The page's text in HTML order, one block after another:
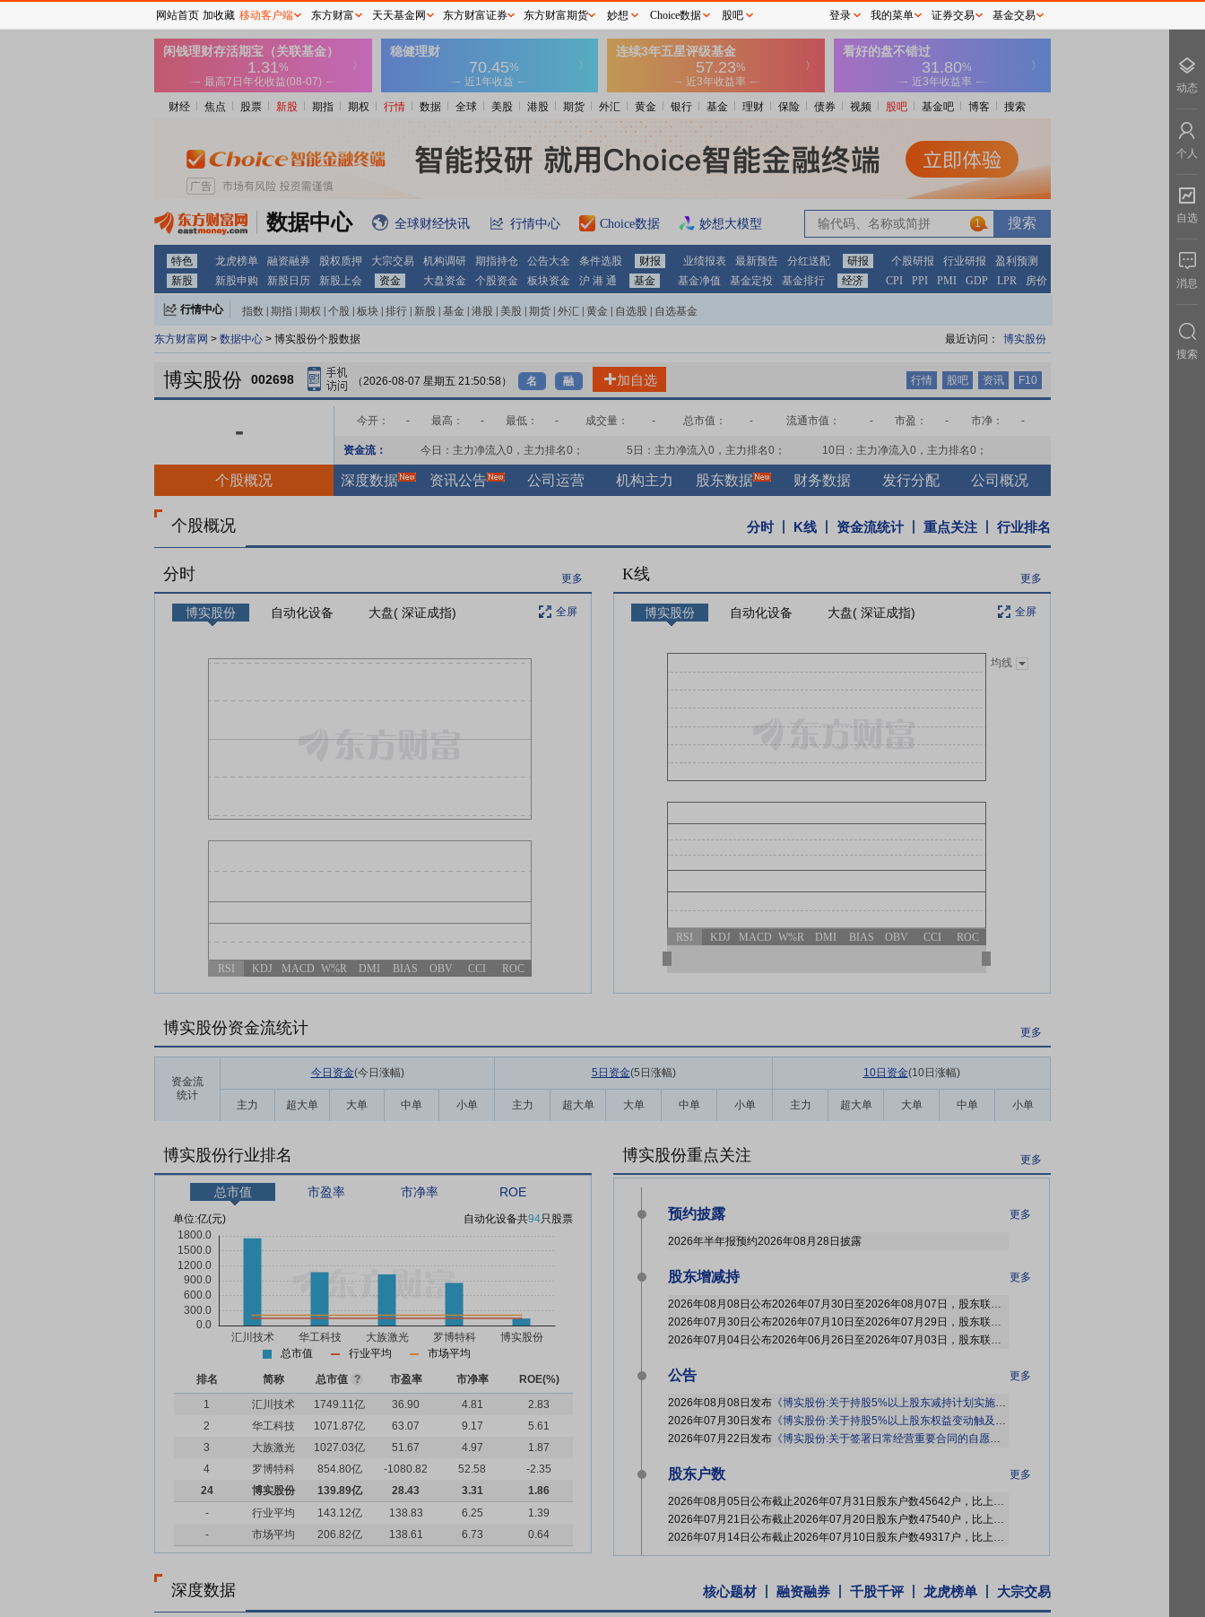
财经 焦点 股票 新股 期指 期权 行情 数据 全球 美股 港股 期货 外汇 黄金 银行 基金 理财 保险 债券 视频 股吧 基金吧 博客 搜索
数据中心 全球财经快讯 行情中心 Choice数据 妙想大模型 1
1
特色 龙虎榜单 融资融券 股权质押 大宗交易 机构调研 期指持仓 公告大全 条件选股 财报 业绩报表 最新预告 分红送配 研报 个股研报 行业研报
盈利预测
新股
新股申购 新股日历 新股上会 资金 大盘资金 个股资金 板块资金 沪 港 通 基金 基金净值 基金定投 基金排行 经济 CPI PPI PMI GDP LPR 房价
行情中心 指数 期指 期权 个股 板块 排行 新股 基金 港股 美股 期货 外汇 黄金 自选股 自选基金
东方财富网 > 数据中心 > 博实股份个股数据 最近访问： 博实股份
博实股份 002698 （2026-08-07 星期五 21:50:58） 名 融 加自选 行情 股吧 资讯 F10
- 今开： - 最高： - 最低： - 成交量： - 总市值： - 流通市值： - 市盈： - 市净： -
资金流： 今日：主力净流入0 ，主力排名0 ； 5日：主力净流入0 ，主力排名0 ； 10日：主力净流入0 ，主力排名0 ；
个股概况 深度数据 资讯公告 公司运营 机构主力 股东数据 财务数据 发行分配 公司概况
个股概况 分时 K线 资金流统计 重点关注 行业排名
分时 更多
博实股份 自动化设备 大盘( 深证成指) 全屏
RSI KDJ MACD W%R DMI BIAS OBV CCI ROC
K线 更多
博实股份 自动化设备 大盘( 深证成指) 全屏
均线
RSI KDJ MACD W%R DMI BIAS OBV CCI ROC
博实股份资金流统计 更多
资金流
统计
今日资金(今日涨幅) 5日资金(5日涨幅) 10日资金(10日涨幅)
主力 超大单 大单 中单 小单 主力 超大单 大单 中单 小单 主力 超大单 大单 中单 小单
博实股份行业排名
总市值 市盈率 市净率 ROE
单位:亿(元) 自动化设备共94只股票
总市值 行业平均 市场平均
排名 简称 总市值 ? 市盈率 市净率
ROE(%)
1
汇川技术 1749.11亿 36.90 4.81
2.83
2
华工科技 1071.87亿 63.07 9.17
5.61
3
大族激光 1027.03亿 51.67 4.97
1.87
4
罗博特科 854.80亿 -1080.82 52.58
-2.35
24
博实股份 139.89亿 28.43 3.31
1.86
-
行业平均 143.12亿 138.83 6.25
1.39
-
市场平均 206.82亿 138.61 6.73 0.64
博实股份重点关注 更多
预约披露 更多
2026年半年报预约2026年08月28日披露
股东增减持 更多
2026年08月08日公布2026年07月30日至2026年08月07日，股东联创未来(武汉)智能制造产业投资合伙企业(有限合伙)减持1笔，减持817.3031万股
2026年07月30日公布2026年07月10日至2026年07月29日，股东联创未来(武汉)智能制造产业投资合伙企业(有限合伙)减持1笔，减持1025.9948万股
2026年07月04日公布2026年06月26日至2026年07月03日，股东联创未来(武汉)智能制造产业投资合伙企业(有限合伙)减持1笔，减持1022.48万股
公告 更多
2026年08月08日发布 《博实股份:关于持股5%以上股东减持计划实施完成的公告》
2026年07月30日发布 《博实股份:关于持股5%以上股东权益变动触及1%整数倍的公告》
2026年07月22日发布 《博实股份:关于签署日常经营重要合同的自愿性信息披露公告》
股东户数 更多
2026年08月05日公布截止2026年07月31日股东户数45642户，比上期减少1898户
2026年07月21日公布截止2026年07月20日股东户数47540户，比上期减少1777户
2026年07月14日公布截止2026年07月10日股东户数49317户，比上期增加157户
2026年08月04日共有4笔大宗交易信息，总成交量226.12万股，总成交额2763.22万元
深度数据 核心题材 融资融券 千股千评 龙虎榜单 大宗交易
网站首页 加收藏 移动客户端 东方财富 天天基金网 东方财富证券 东方财富期货 妙想 Choice数据 股吧 登录 我的菜单 证券交易 基金交易
动态
个人
自选
消息
搜索